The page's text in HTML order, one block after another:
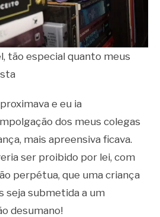
tão especial quanto meus
e eu ia
dos meus colegas
mais apreensiva ficava.
ser proibido por lei, com
perpétua, que uma criança
seja submetida a um
desumano!